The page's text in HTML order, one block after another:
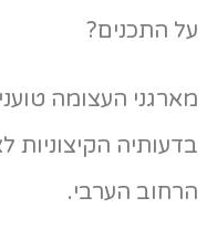
התכנים?
העצומה
הקיצוניות
הערבי.